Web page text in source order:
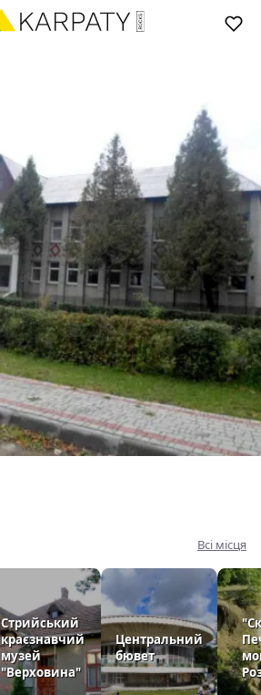
Всі місця
Стрийський
краєзнавчий
музей
"Верховина"
Центральний
бювет